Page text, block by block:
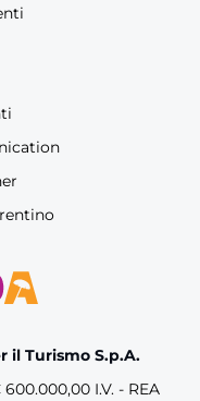
il Turismo S.p.A.
I.V. - REA